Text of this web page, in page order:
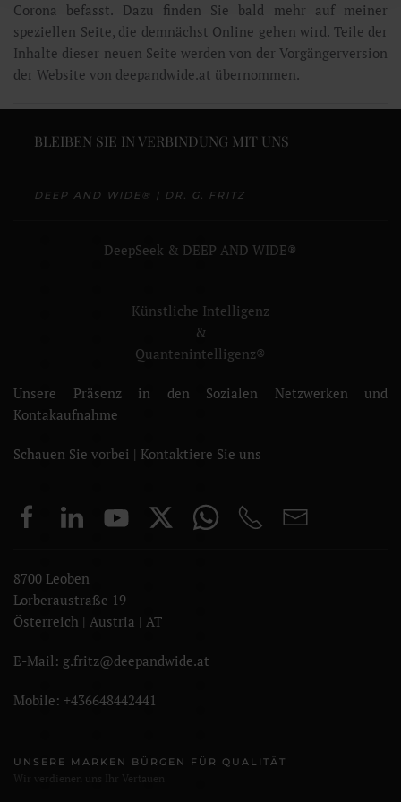
Corona befasst. Dazu finden Sie bald mehr auf meiner
speziellen Seite, die demnächst Online gehen wird. Teile der
Inhalte dieser neuen Seite werden von der Vorgängerversion
der Website von deepandwide.at übernommen.
BLEIBEN SIE IN VERBINDUNG MIT UNS
DEEP AND WIDE® | DR. G. FRITZ
DeepSeek & DEEP AND WIDE®
Künstliche Intelligenz
&
Quantenintelligenz®
Unsere Präsenz in den Sozialen Netzwerken und
Kontakaufnahme
Schauen Sie vorbei | Kontaktiere Sie uns
8700 Leoben
Lorberaustraße 19
Österreich | Austria | AT
E-Mail: g.fritz@deepandwide.at
Mobile: +436648442441
UNSERE MARKEN BÜRGEN FÜR QUALITÄT